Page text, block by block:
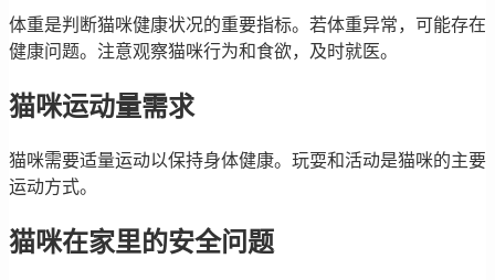
体重是判断猫咪健康状况的重要指标。若体重异常，可能存在
健康问题。注意观察猫咪行为和食欲，及时就医。
猫咪运动量需求
猫咪需要适量运动以保持身体健康。玩耍和活动是猫咪的主要
运动方式。
猫咪在家里的安全问题